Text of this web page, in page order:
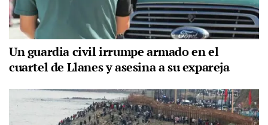
Un guardia civil irrumpe armado en el
cuartel de Llanes y asesina a su expareja